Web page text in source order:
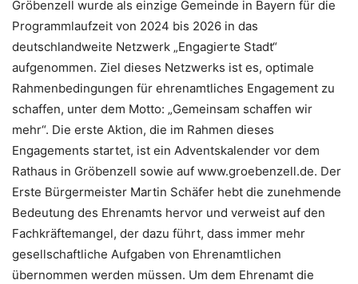
Gröbenzell wurde als einzige Gemeinde in Bayern für die
Programmlaufzeit von 2024 bis 2026 in das
deutschlandweite Netzwerk „Engagierte Stadt“
aufgenommen. Ziel dieses Netzwerks ist es, optimale
Rahmenbedingungen für ehrenamtliches Engagement zu
schaffen, unter dem Motto: „Gemeinsam schaffen wir
mehr“. Die erste Aktion, die im Rahmen dieses
Engagements startet, ist ein Adventskalender vor dem
Rathaus in Gröbenzell sowie auf www.groebenzell.de. Der
Erste Bürgermeister Martin Schäfer hebt die zunehmende
Bedeutung des Ehrenamts hervor und verweist auf den
Fachkräftemangel, der dazu führt, dass immer mehr
gesellschaftliche Aufgaben von Ehrenamtlichen
übernommen werden müssen. Um dem Ehrenamt die